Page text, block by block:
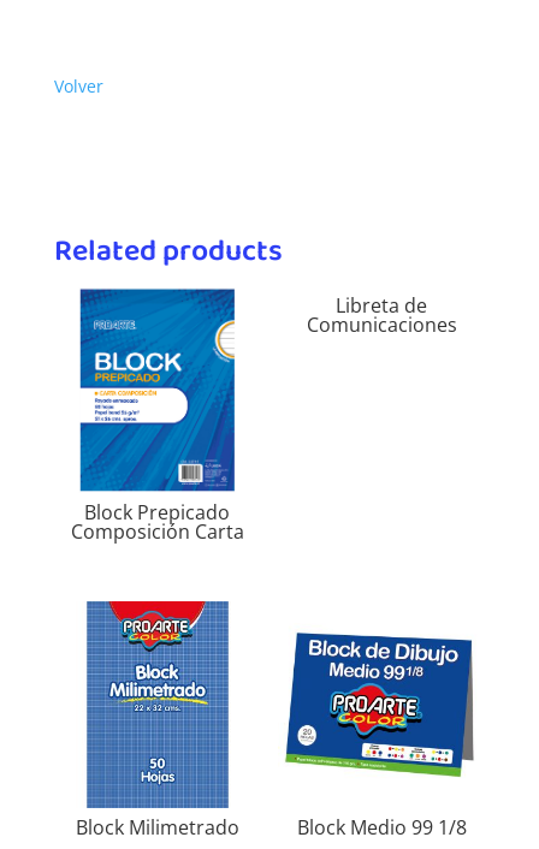
Volver
Related products
Block Prepicado
Composición Carta
Libreta de
Comunicaciones
Block Milimetrado Block Medio 99 1/8